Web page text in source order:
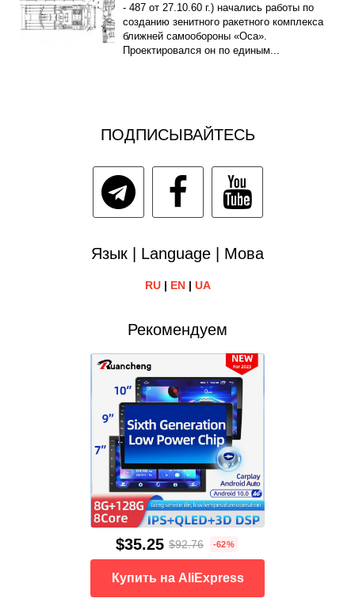
- 487 от 27.10.60 г.) начались работы по
созданию зенитного ракетного комплекса
ближней самообороны «Оса».
Проектировался он по единым...
ПОДПИСЫВАЙТЕСЬ
Язык | Language | Мова
RU| EN| UA
Рекомендуем
$35.25 $92.76 -62%
Купить на AliExpress